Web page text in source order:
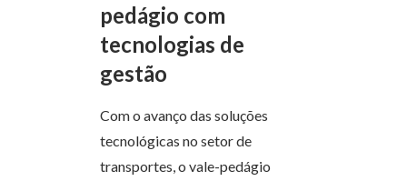
pedágio com
tecnologias de
gestão
Com o avanço das soluções
tecnológicas no setor de
transportes, o vale-pedágio